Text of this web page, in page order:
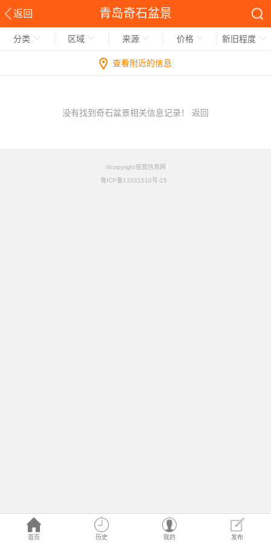
返回 青岛奇石盆景
首页 历史 我的 发布
分类 区域 来源 价格 新旧程度
查看附近的信息
没有找到奇石盆景相关信息记录！ 返回
©copyright铭竟信息网
鲁ICP备11031510号-15